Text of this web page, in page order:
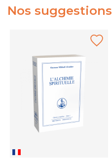
Nos suggestions